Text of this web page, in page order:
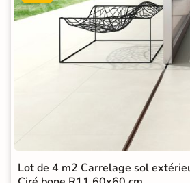
Lot de 4 m2 Carrelage sol